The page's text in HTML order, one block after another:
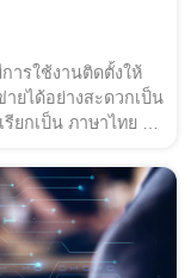
ารใช้งานติดตั้งให้
ยได้อย่างสะดวกเป็น
ยกเป็น ภาษาไทย ว่า
ยะ